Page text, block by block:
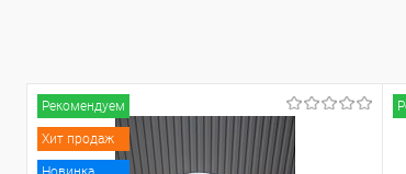
Рекомендуем
Хит продаж